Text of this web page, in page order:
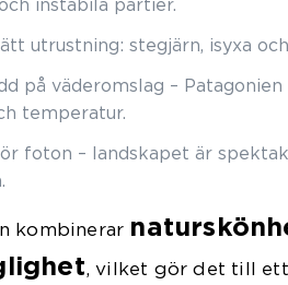
instabila partier.
utrustning: stegjärn, isyxa
på väderomslag –
temperatur.
foton – landskapet är
kombinerar
, vilket gör det till ett